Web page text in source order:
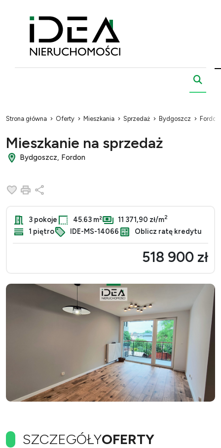
Strona główna Oferty Mieszkania Sprzedaż Bydgoszcz Fordon
Mieszkanie na sprzedaż
Bydgoszcz, Fordon
Dodaj do ulubionych
Drukuj
3 pokoje 45.63 m² 11 371,90 zł/m2
1 piętro IDE-MS-14066 Oblicz ratę kredytu
518 900 zł
SZCZEGÓŁYOFERTY